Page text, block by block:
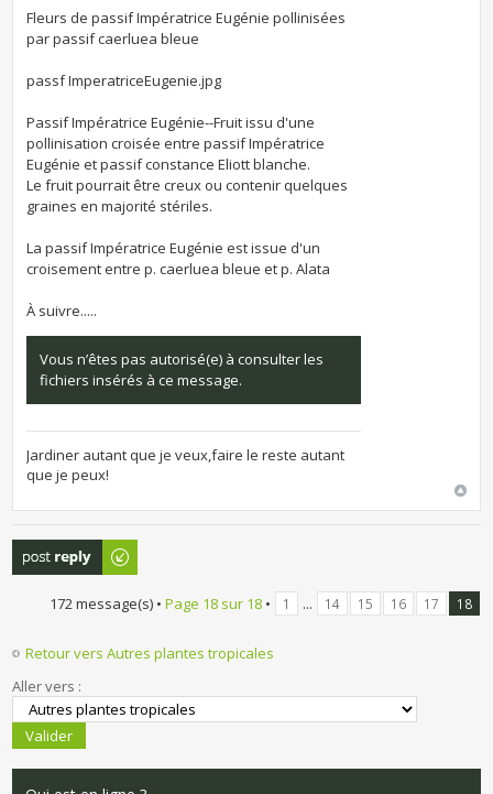
Fleurs de passif Impératrice Eugénie pollinisées
par passif caerluea bleue
passf ImperatriceEugenie.jpg
Passif Impératrice Eugénie--Fruit issu d'une
pollinisation croisée entre passif Impératrice
Eugénie et passif constance Eliott blanche.
Le fruit pourrait être creux ou contenir quelques
graines en majorité stériles.
La passif Impératrice Eugénie est issue d'un
croisement entre p. caerluea bleue et p. Alata
À suivre.....
Vous n’êtes pas autorisé(e) à consulter les
fichiers insérés à ce message.
Jardiner autant que je veux,faire le reste autant
que je peux!
Publier une
réponse
172 message(s) • Page 18sur 18• 1 ... 14 15 16 17 18
Retour vers Autres plantes tropicales
Aller vers :